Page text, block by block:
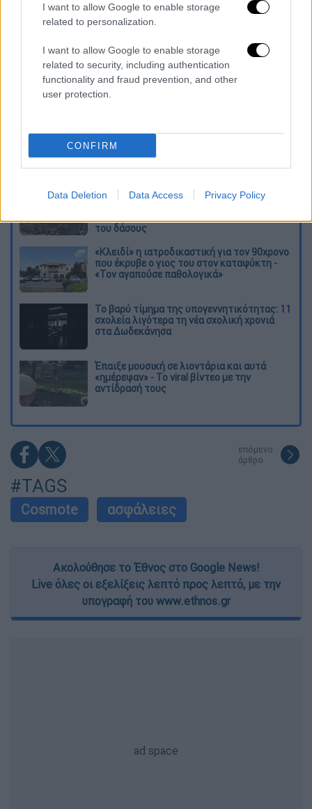
I want to allow Google to enable storage
related to personalization.
I want to allow Google to enable storage
related to security, including authentication
functionality and fraud prevention, and other
user protection.
CONFIRM
Data Deletion Data Access Privacy Policy
καταναλωτές, ανεξαρτήτως
τηλεπικοινωνιακού παρόχου, μπορούν να
βρουν το πρόγραμμα ασφάλισης που τους
ταιριάζει, συγκρίνοντας και επιλέγοντας
ανάμεσα σε πολλά ασφαλιστικά
προγράμματα, με
πιστοποιημένους συμβούλους ασφαλίσεων.
Διαβάστε ακόμη
Η «ακτινογραφία» της καταστροφής από
του δάσους
«Κλειδί» η ιατροδικαστική για τον 90χρονο
που έκρυβε ο γιος του στον καταψύκτη -
«Τον αγαπούσε παθολογικά»
Το βαρύ τίμημα της υπογεννητικότητας: 11
σχολεία λιγότερα τη νέα σχολική χρονιά
στα Δωδεκάνησα
Έπαιξε μουσική σε λιοντάρια και αυτά
«ημέρεψαν» - Το viral βίντεο με την
αντίδρασή τους
επόμενο
άρθρο
#TAGS
Cosmote ασφάλειες
Ακολούθησε το Έθνος στο Google News!
Live όλες οι εξελίξεις λεπτό προς λεπτό, με την
υπογραφή του www.ethnos.gr